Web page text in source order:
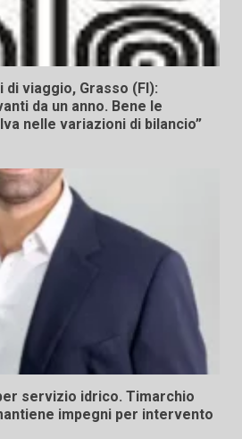
di viaggio, Grasso (FI):
da un anno. Bene le
nelle variazioni di bilancio”
servizio idrico. Timarchio
impegni per intervento